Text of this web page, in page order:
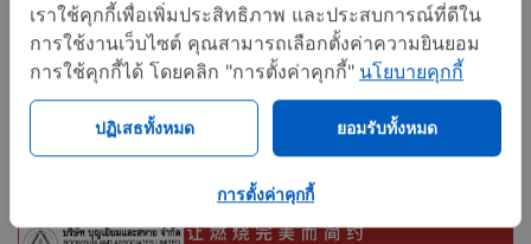
เราใช้คุกกี้เพื่อเพิ่มประสิทธิภาพ และประสบการณ์ที่ดีใน
การใช้งานเว็บไซต์ คุณสามารถเลือกตั้งค่าความยินยอม
การใช้คุกกี้ได้ โดยคลิก "การตั้งค่าคุกกี้" นโยบายคุกกี้
ปฏิเสธทั้งหมด ยอมรับทั้งหมด
การตั้งค่าคุกกี้